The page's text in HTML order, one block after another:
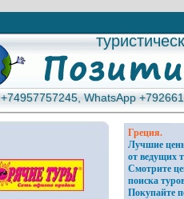
+74957757245, WhatsApp
+74957757245, WhatsApp
Греция.
Лучшие
от ведущих
Смотрите
поиска
Покупайте